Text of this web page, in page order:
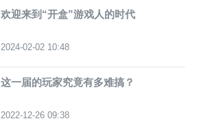
欢迎来到“开盒”游戏人的时代
2024-02-02 10:48
这一届的玩家究竟有多难搞？
2022-12-26 09:38